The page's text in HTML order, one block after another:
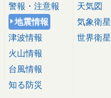
警報・注意報
地震情報
津波情報
火山情報
台風情報
知る防災
天気図
気象衛星
世界衛星